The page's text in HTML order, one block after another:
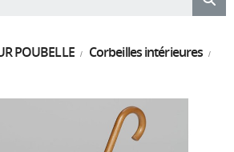
POUBELLE Corbeilles intérieures